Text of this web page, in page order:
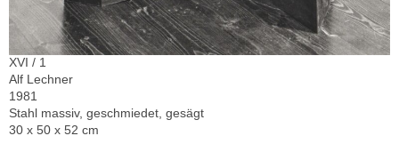
XVI / 1
Alf Lechner
1981
Stahl massiv, geschmiedet, gesägt
30 x 50 x 52 cm